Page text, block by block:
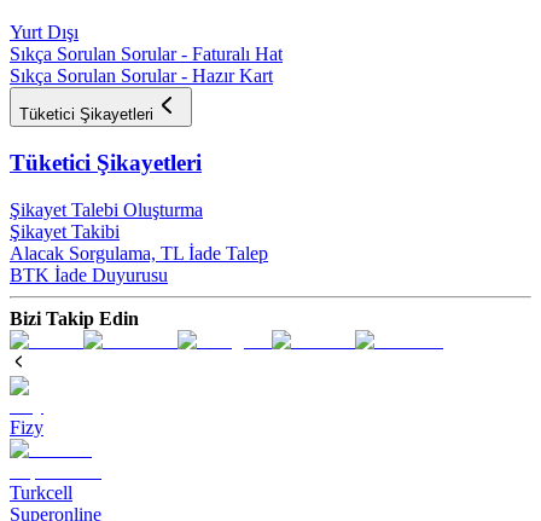
Yurt Dışı
Sıkça Sorulan Sorular - Faturalı Hat
Sıkça Sorulan Sorular - Hazır Kart
Tüketici Şikayetleri
Tüketici Şikayetleri
Şikayet Talebi Oluşturma
Şikayet Takibi
Alacak Sorgulama, TL İade Talep​
BTK İade Duyurusu
Bizi Takip Edin
Fizy
Turkcell
Superonline